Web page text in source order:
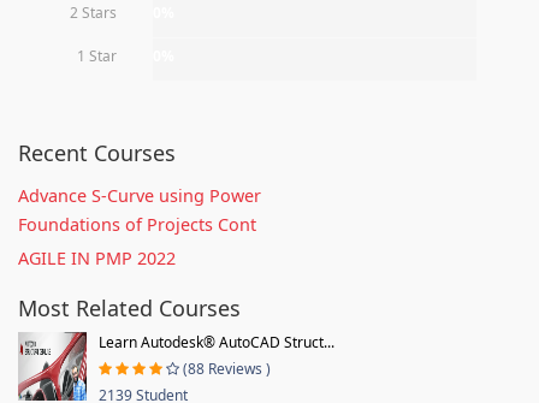
2 Stars
1 Star
Recent Courses
Advance S-Curve using Power
Foundations of Projects Cont
AGILE IN PMP 2022
Most Related Courses
Learn Autodesk® AutoCAD Struct...
(88 Reviews )
2139 Student